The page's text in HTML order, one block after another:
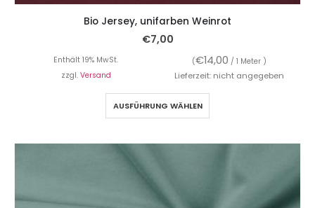
Bio Jersey, unifarben Weinrot
€7,00
Enthält 19% MwSt. (€14,00 / 1 Meter )
zzgl. Versand Lieferzeit: nicht angegeben
AUSFÜHRUNG WÄHLEN